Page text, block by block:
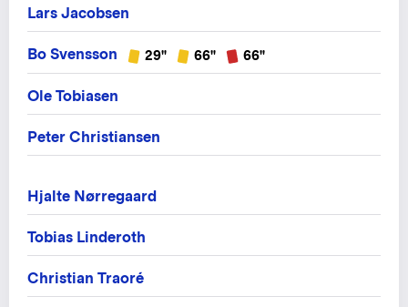
Lars Jacobsen
Bo Svensson 29" 66" 66"
Ole Tobiasen
Peter Christiansen
Hjalte Nørregaard
Tobias Linderoth
Christian Traoré